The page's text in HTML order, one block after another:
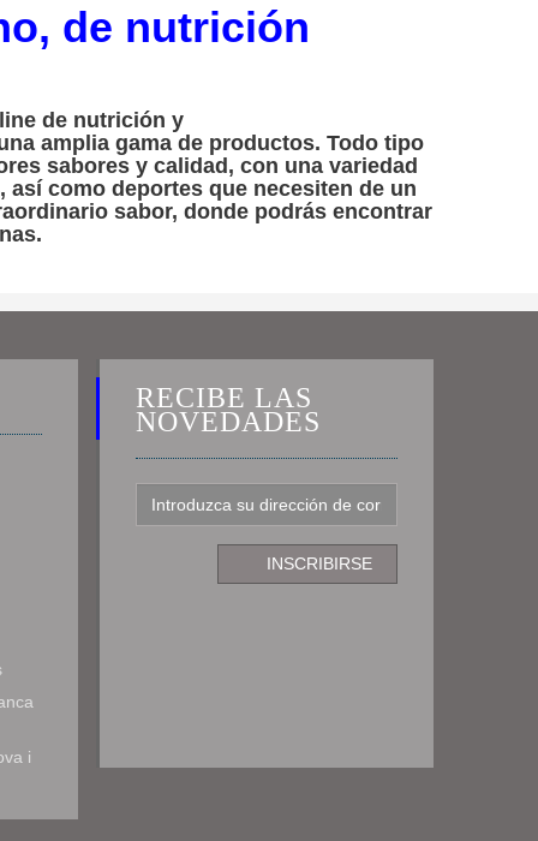
de nutrición
de nutrición y
amplia gama de productos. Todo tipo
sabores y calidad, con una variedad
como deportes que necesiten de un
sabor, donde podrás encontrar
i
RECIBE LAS
NOVEDADES